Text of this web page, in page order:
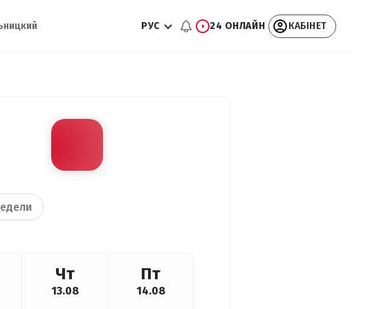
РУС 24 ОНЛАЙН КАБІНЕТ
Чт
13.08
Пт
14.08